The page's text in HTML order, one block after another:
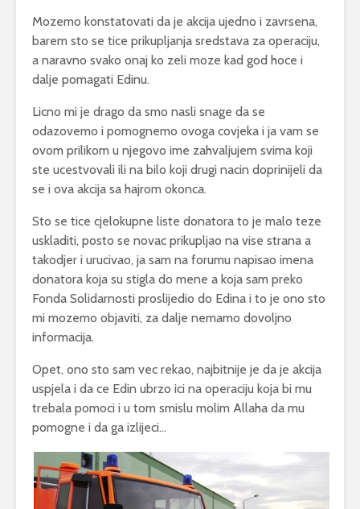
Mozemo konstatovati da je akcija ujedno i zavrsena,
barem sto se tice prikupljanja sredstava za operaciju,
a naravno svako onaj ko zeli moze kad god hoce i
dalje pomagati Edinu.
Licno mi je drago da smo nasli snage da se
odazovemo i pomognemo ovoga covjeka i ja vam se
ovom prilikom u njegovo ime zahvaljujem svima koji
ste ucestvovali ili na bilo koji drugi nacin doprinijeli da
se i ova akcija sa hajrom okonca.
Sto se tice cjelokupne liste donatora to je malo teze
uskladiti, posto se novac prikupljao na vise strana a
takodjer i urucivao, ja sam na forumu napisao imena
donatora koja su stigla do mene a koja sam preko
Fonda Solidarnosti proslijedio do Edina i to je ono sto
mi mozemo objaviti, za dalje nemamo dovoljno
informacija.
Opet, ono sto sam vec rekao, najbitnije je da je akcija
uspjela i da ce Edin ubrzo ici na operaciju koja bi mu
trebala pomoci i u tom smislu molim Allaha da mu
pomogne i da ga izlijeci…